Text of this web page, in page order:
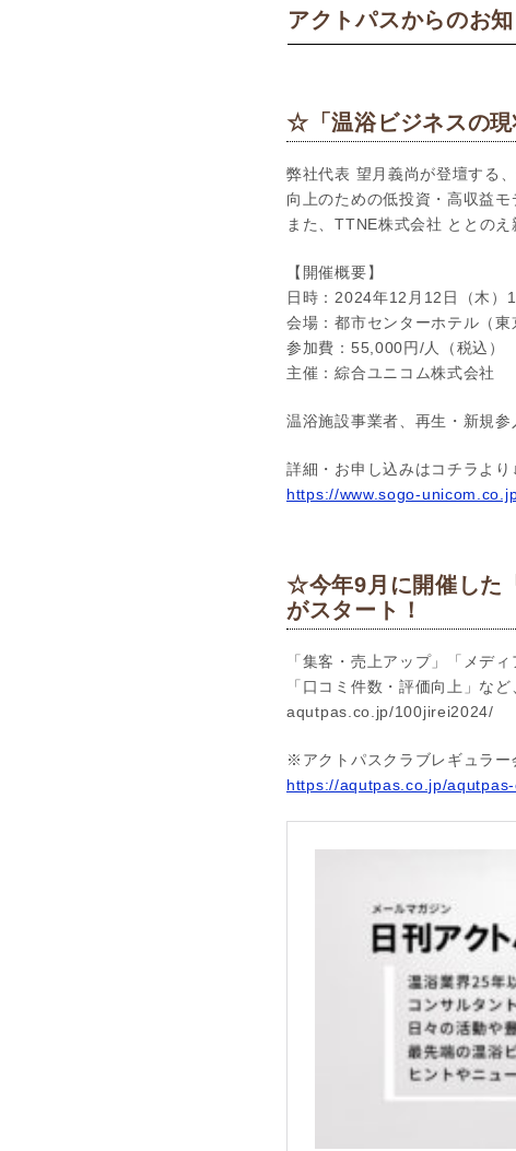
アクトパスからのお
☆「温浴ビジネスの現
弊社代表 望月義尚が登壇する
向上のための低投資・高収益モ
また、TTNE株式会社 ととの
【開催概要】
日時：2024年12月12日（木）
会場：都市センターホテル（東
参加費：55,000円/人（税込）
主催：綜合ユニコム株式会社
温浴施設事業者、再生・新規
詳細・お申し込みはコチラより↓
https://www.sogo-
☆今年9月に開催した
がスタート！
「集客・売上アップ」「メデ
「口コミ件数・評価向上」な
aqutpas.co.jp/100jirei2024/
※アクトパスクラブレギュラー
https://aqutpas.co.jp/